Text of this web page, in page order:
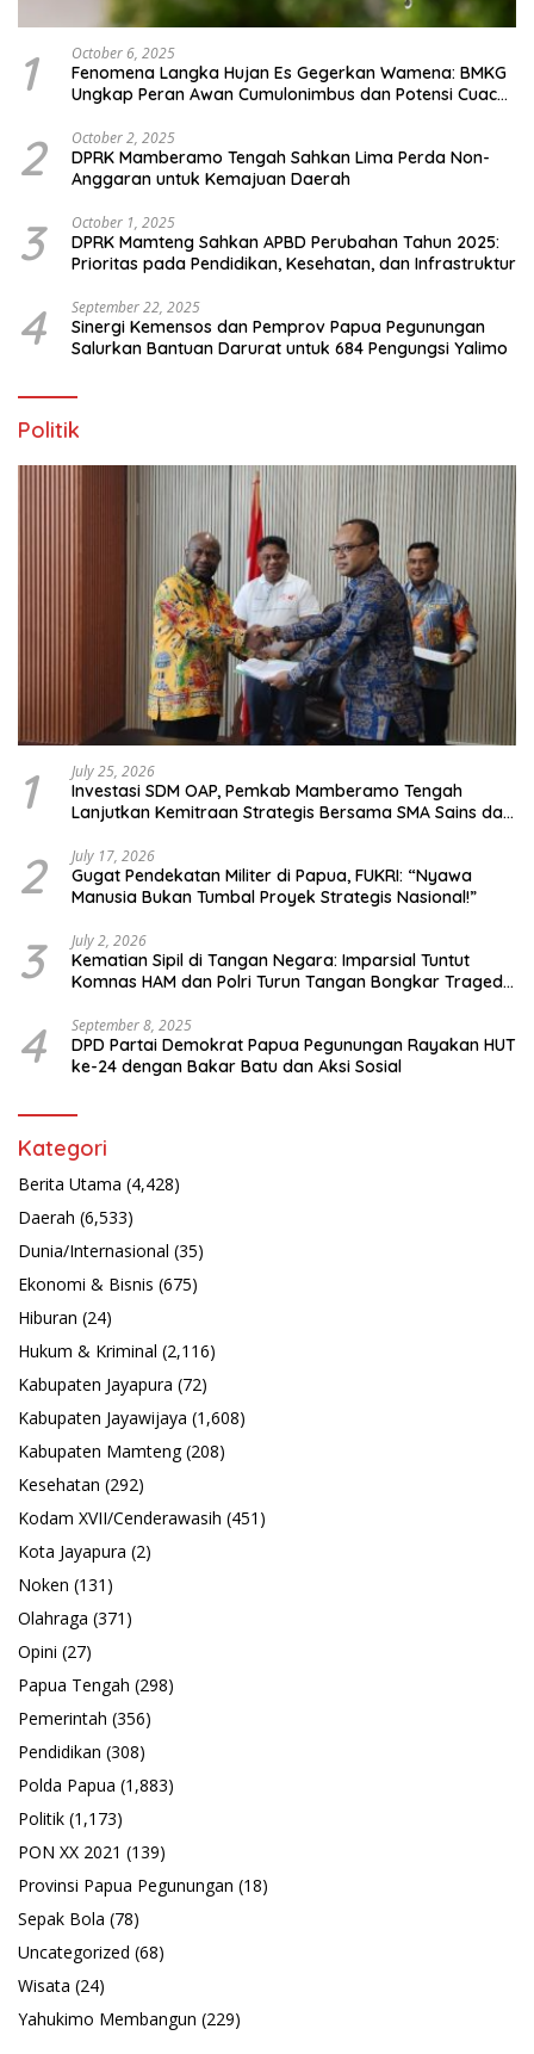
1 October 6, 2025
Fenomena Langka Hujan Es Gegerkan Wamena: BMKG
Ungkap Peran Awan Cumulonimbus dan Potensi Cuaca
2 October 2, 2025
DPRK Mamberamo Tengah Sahkan Lima Perda Non-
Anggaran untuk Kemajuan Daerah
3 October 1, 2025
DPRK Mamteng Sahkan APBD Perubahan Tahun 2025:
Prioritas pada Pendidikan, Kesehatan, dan Infrastruktur
4 September 22, 2025
Sinergi Kemensos dan Pemprov Papua Pegunungan
Salurkan Bantuan Darurat untuk 684 Pengungsi Yalimo
Politik
1 July 25, 2026
Investasi SDM OAP, Pemkab Mamberamo Tengah
Lanjutkan Kemitraan Strategis Bersama SMA Sains dan
2 July 17, 2026
Gugat Pendekatan Militer di Papua, FUKRI: “Nyawa
Manusia Bukan Tumbal Proyek Strategis Nasional!”
3 July 2, 2026
Kematian Sipil di Tangan Negara: Imparsial Tuntut
Komnas HAM dan Polri Turun Tangan Bongkar Tragedi
4 September 8, 2025
DPD Partai Demokrat Papua Pegunungan Rayakan HUT
ke-24 dengan Bakar Batu dan Aksi Sosial
Kategori
Berita Utama (4,428)
Daerah (6,533)
Dunia/Internasional (35)
Ekonomi & Bisnis (675)
Hiburan (24)
Hukum & Kriminal (2,116)
Kabupaten Jayapura (72)
Kabupaten Jayawijaya (1,608)
Kabupaten Mamteng(208)
Kesehatan (292)
Kodam XVII/Cenderawasih (451)
Kota Jayapura (2)
Noken (131)
Olahraga (371)
Opini (27)
Papua Tengah (298)
Pemerintah (356)
Pendidikan (308)
Polda Papua (1,883)
Politik (1,173)
PON XX 2021 (139)
Provinsi Papua Pegunungan (18)
Sepak Bola (78)
Uncategorized (68)
Wisata (24)
Yahukimo Membangun (229)